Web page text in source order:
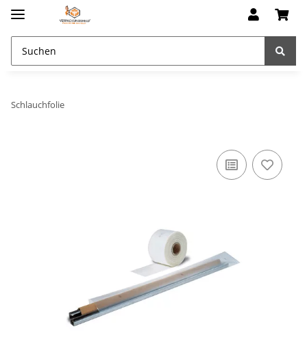
Schlauchfolie